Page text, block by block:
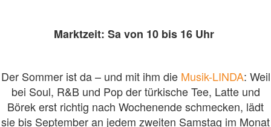
Marktzeit: Sa von 10 bis 16 Uhr
Der Sommer ist da – und mit ihm die Musik-LINDA: Weil
bei Soul, R&B und Pop der türkische Tee, Latte und
Börek erst richtig nach Wochenende schmecken, lädt
sie bis September an jedem zweiten Samstag im Monat